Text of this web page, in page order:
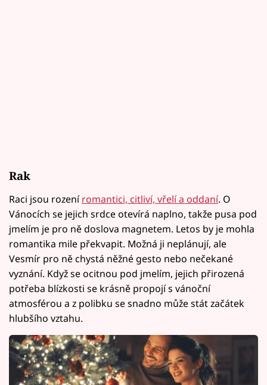
Rak
Raci jsou rozeníromantici, citliví, vřelí a oddaní. O
Vánocích se jejich srdce otevírá naplno, takže pusa pod
jmelím je pro ně doslova magnetem. Letos by je mohla
romantika mile překvapit. Možná ji neplánují, ale
Vesmír pro ně chystá něžné gesto nebo nečekané
vyznání. Když se ocitnou pod jmelím, jejich přirozená
potřeba blízkosti se krásně propojí s vánoční
atmosférou a z polibku se snadno může stát začátek
hlubšího vztahu.